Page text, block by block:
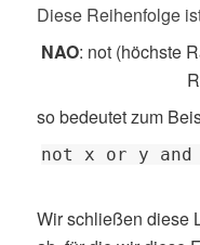
Diese Reihenfolge
NAO: not (höchste
so bedeutet zum
not x or y and
Wir schließen diese